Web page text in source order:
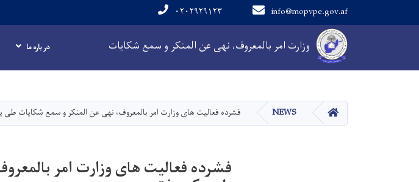
وزارت امر بالمعروف، نهی عن المنکر و سمع شکایات
info@mopvpe.gov.af ۰۲۰۲۹۲۹۱۲۳
Main navigation
در باره ما
HOME
NEWS فشرده فعالیت‌ های وزارت امر بالمعروف، نهی عن المنکر و سمع شکایات
فشرده فعالیت‌ های وزارت امر